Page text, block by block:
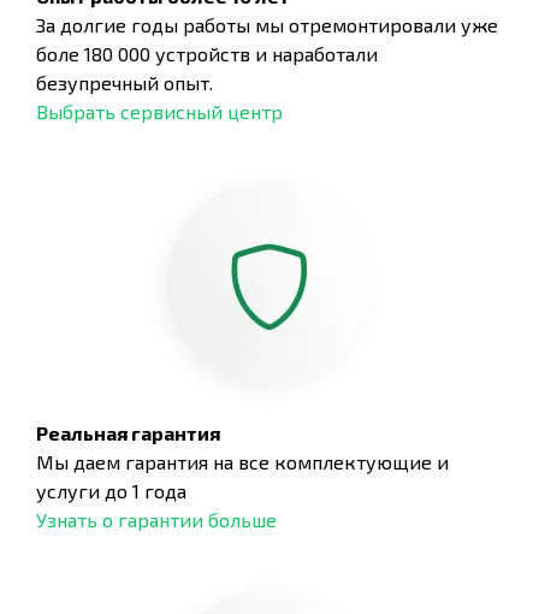
За долгие годы работы мы отремонтировали уже
боле 180 000 устройств и наработали
безупречный опыт.
Выбрать сервисный центр
Реальная гарантия
Мы даем гарантия на все комплектующие и
услуги до 1 года
Узнать о гарантии больше